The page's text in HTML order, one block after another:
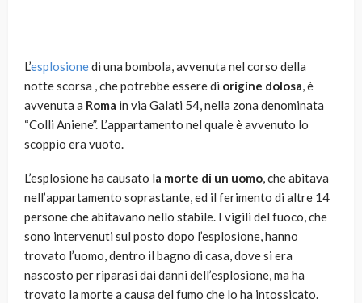
L’esplosionedi una bombola, avvenuta nel corso della
notte scorsa , che potrebbe essere di origine dolosa, è
avvenuta a Roma in via Galati 54, nella zona denominata
“Colli Aniene”. L’appartamento nel quale è avvenuto lo
scoppio era vuoto.
L’esplosione ha causato la morte di un uomo, che abitava
nell’appartamento soprastante, ed il ferimento di altre 14
persone che abitavano nello stabile. I vigili del fuoco, che
sono intervenuti sul posto dopo l’esplosione, hanno
trovato l’uomo, dentro il bagno di casa, dove si era
nascosto per riparasi dai danni dell’esplosione, ma ha
trovato la morte a causa del fumo che lo ha intossicato.